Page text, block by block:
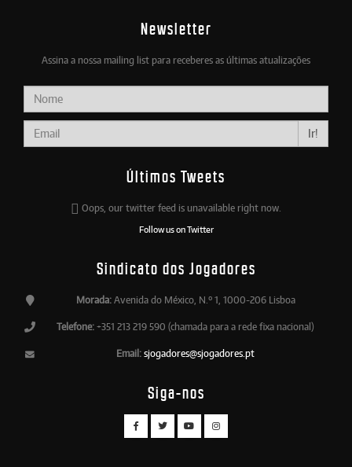
Newsletter
Assina a nossa mailing list para receberes as últimas atualizações
Ir!
Últimos Tweets
Oops, our twitter feed is unavailable right now.
Follow us on Twitter
Sindicato dos Jogadores
Morada:Avenida do México, N.º 1, 1000-206 Lisboa
Telefone: +351 213 219 590 (chamada para a rede fixa nacional)
Email: sjogadores@sjogadores.pt
Siga-nos